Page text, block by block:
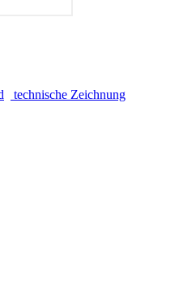
technische Zeichnung